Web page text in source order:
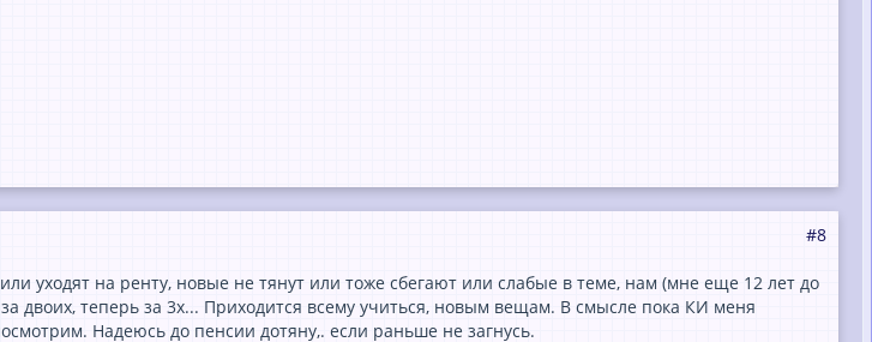
#8
уходят на ренту, новые не тянут или тоже сбегают или слабые в теме, нам (мне еще 12 лет до
двоих, теперь за 3х... Приходится всему учиться, новым вещам. В смысле пока КИ меня
Надеюсь до пенсии дотяну,. если раньше не загнусь.